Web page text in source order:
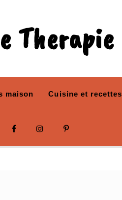
Therapie
maison Cuisine et recettes